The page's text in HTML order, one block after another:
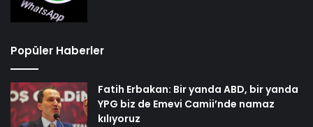
Popüler Haberler
Fatih Erbakan: Bir yanda ABD, bir yanda
YPG biz de Emevi Camii’nde namaz
kılıyoruz